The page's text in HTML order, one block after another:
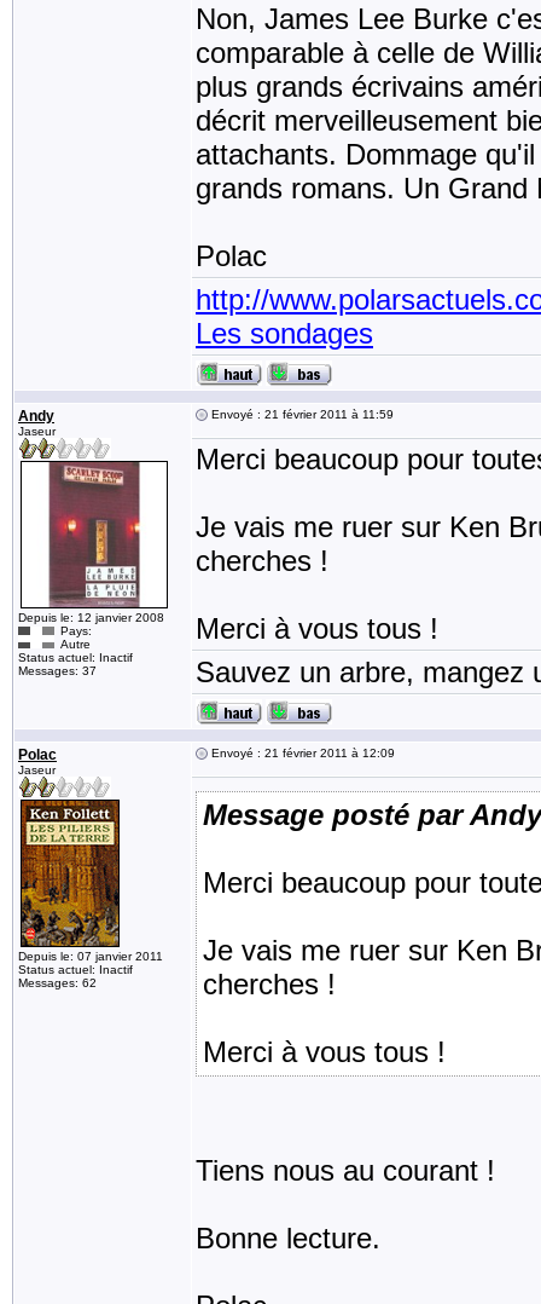
Non, James Lee Burke
comparable à celle de
plus grands écrivains
décrit merveilleusement
attachants. Dommage
grands romans. Un Grand
Polac
http://
Les sondages
Andy
Jaseur
Depuis le: 12 janvier 2008
Pays:
Autre
Status actuel: Inactif
Messages: 37
Envoyé : 21 février 2011 à 11:59
Merci beaucoup pour
Je vais me ruer sur Ken
cherches !
Merci à vous tous !
Sauvez un arbre, mangez
Polac
Jaseur
Depuis le: 07 janvier 2011
Status actuel: Inactif
Messages: 62
Envoyé : 21 février 2011 à 12:09
Message posté par Andy
Merci beaucoup pour
Je vais me ruer sur Ken
cherches !
Merci à vous tous !
Tiens nous au courant !
Bonne lecture.